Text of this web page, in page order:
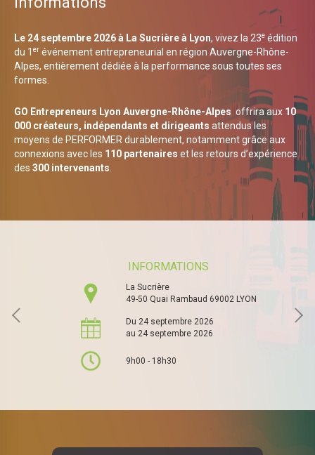
Le 24 septembre 2026 à La Sucrière à Lyon, vivez la 23e édition
du 1 er événement entrepreneurial en région Auvergne-Rhône-
Alpes, entièrement dédiée à la performance sous toutes ses
formes.
GO Entrepreneurs Lyon Auvergne-Rhône-Alpes offrira aux 10
000 créateurs, indépendants et dirigeants attendus les
moyens de PERFORMER durablement, notamment grâce aux
connexions avec les 110 partenaires et les retours d’expérience
des 300 intervenants
INFORMATIONS
La Sucrière
49-50 Quai Rambaud 69002 LYON
Du 24 septembre 2026
au 24 septembre 2026
9h00 - 18h30